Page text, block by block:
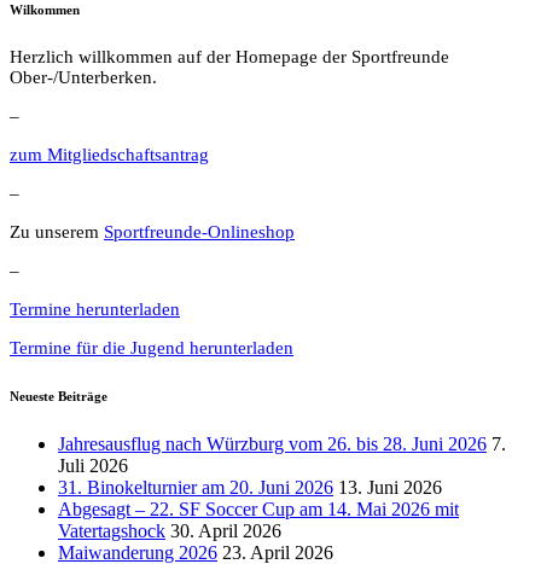
Wilkommen
Herzlich willkommen auf der Homepage der Sportfreunde
Ober-/Unterberken.
–
zum Mitgliedschaftsantrag
–
Zu unserem Sportfreunde-Onlineshop
–
Termine herunterladen
Termine für die Jugend herunterladen
Neueste Beiträge
Jahresausflug nach Würzburg vom 26. bis 28. Juni 2026 7.
Juli 2026
31. Binokelturnier am 20. Juni 2026 13. Juni 2026
Abgesagt – 22. SF Soccer Cup am 14. Mai 2026 mit
Vatertagshock 30. April 2026
Maiwanderung 2026 23. April 2026